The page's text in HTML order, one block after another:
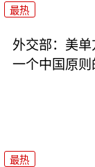
最热
外交部：美
一个中国原则
最热